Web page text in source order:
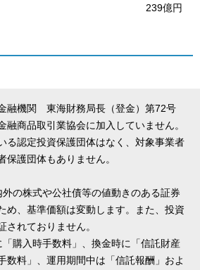
239億円
融機関 東海財務局長（登金）第72号
融商品取引業協会に加入していません。
る認定投資保護団体はなく、対象事業者
保護団体もありません。
の株式や公社債等の値動きのある証券
め、基準価額は変動します。また、投資
されておりません。
購入時手数料」、換金時に「信託財産
数料」、運用期間中は「信託報酬」およ